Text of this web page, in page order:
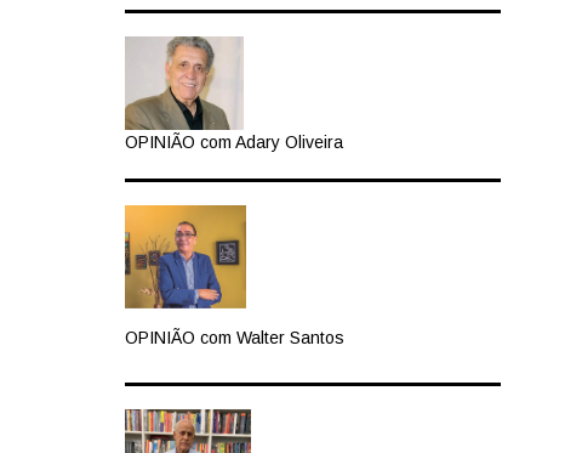
OPINIÃO com Adary Oliveira
OPINIÃO com Walter Santos